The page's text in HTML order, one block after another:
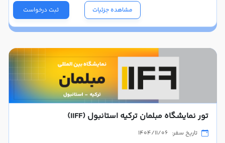
ثبت درخواست مشاهده جزئیات
تور نمایشگاه مبلمان ترکیه استانبول (IIFF)
تاریخ سفر: 1404/11/06